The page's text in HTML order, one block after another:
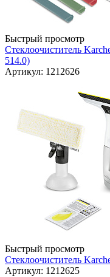
Быстрый просмотр
Стеклоочиститель
514.0)
Артикул: 1212626
Быстрый просмотр
Стеклоочиститель
Артикул: 1212625